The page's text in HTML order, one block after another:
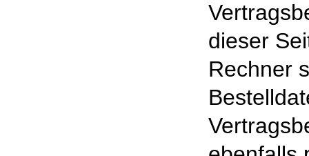
dieser
Rechner